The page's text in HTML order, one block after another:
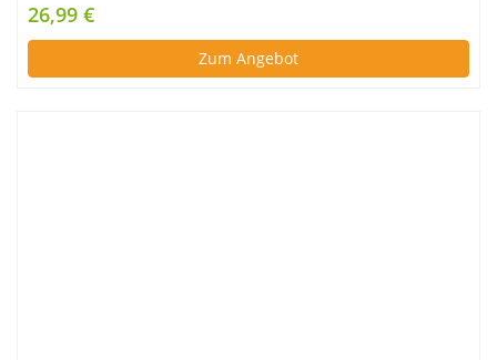
26,99 €
Zum Angebot